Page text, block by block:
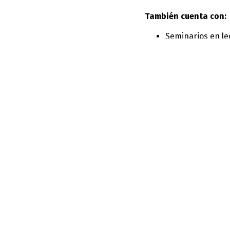
También cuenta con:
Seminarios en